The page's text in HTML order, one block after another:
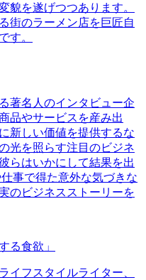
貌を遂げつつあります。
街のラーメン店を巨匠自
す。
著名人のインタビュー企
品やサービスを産み出
新しい価値を提供するな
光を照らす注目のビジネ
らはいかにして結果を出
事で得た意外な気づきな
のビジネスストーリーを
る食欲」
イフスタイルライター、